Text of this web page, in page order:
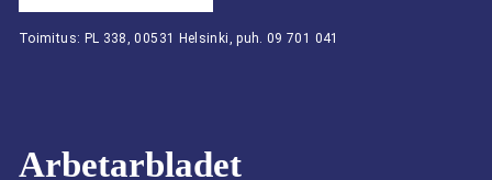
Toimitus: PL 338, 00531 Helsinki, puh. 09 701 041
Arbetarbladet